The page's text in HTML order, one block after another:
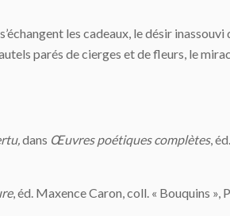
les cadeaux, le désir
parés de cierges et de fleurs, le
dans Œuvres poétiques complètes,
, éd. Maxence Caron, coll. « Bouquins